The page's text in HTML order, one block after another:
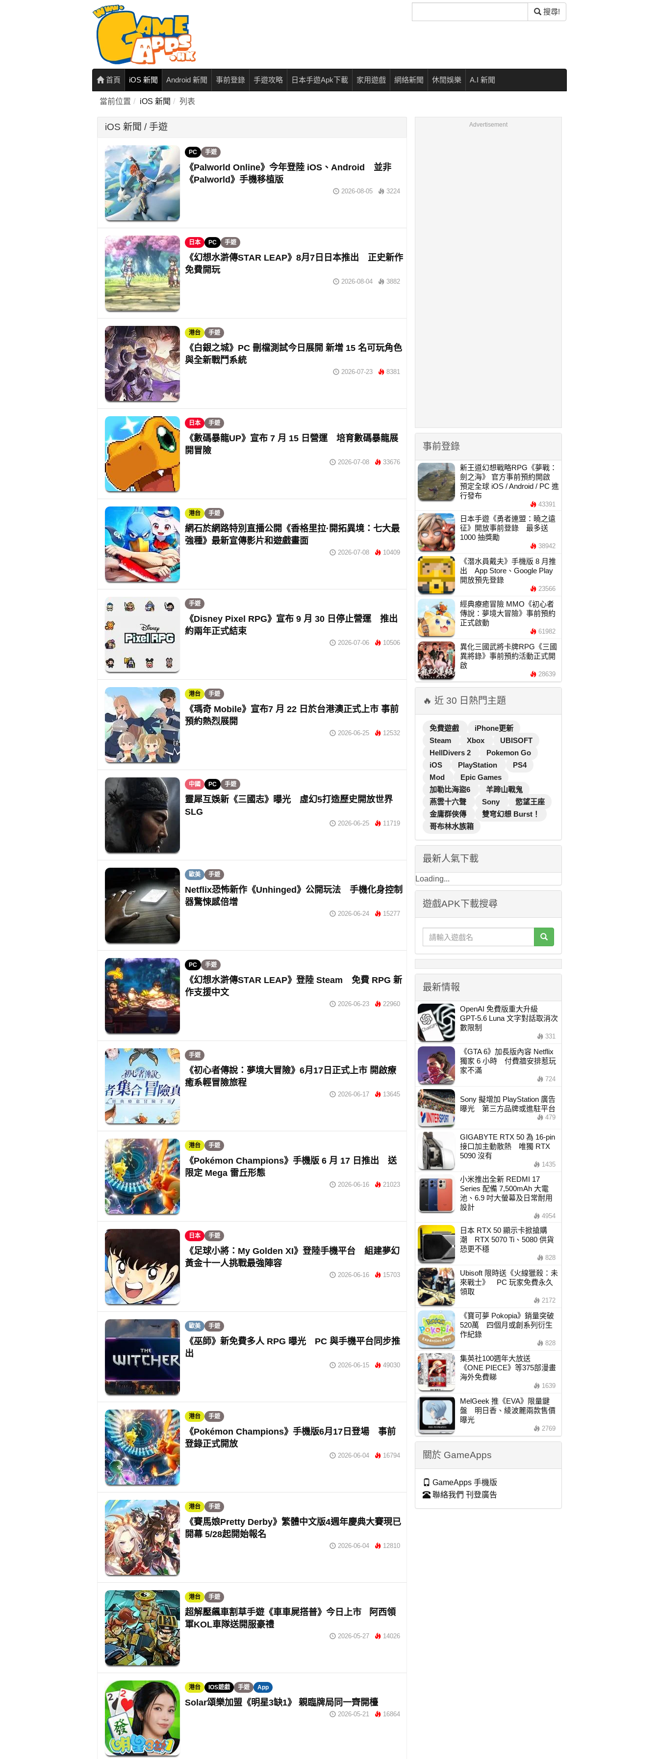
尋
搜尋!
首頁 iOS 新聞 Android 新聞 事前登錄 手遊攻略 日本手遊Apk下載 家用遊戲 網絡新聞 休閒娛樂 A.I 新聞
當前位置 iOS 新聞 列表
iOS 新聞 / 手遊
PC 手遊
《Palworld Online》今年登陸 iOS、Android 並非
《Palworld》手機移植版
2026-08-05 3224
日本 PC 手遊
《幻想水滸傳STAR LEAP》8月7日日本推出 正史新作
免費開玩
2026-08-04 3882
港台 手遊
《白銀之城》PC 刪檔測試今日展開 新增 15 名可玩角色
與全新戰鬥系統
2026-07-23 8381
日本 手遊
《數碼暴龍UP》宣布 7 月 15 日營運 培育數碼暴龍展
開冒險
2026-07-08 33676
港台 手遊
網石於網路特別直播公開《香格里拉·開拓異境：七大最
強種》最新宣傳影片和遊戲畫面
2026-07-08 10409
手遊
《Disney Pixel RPG》宣布 9 月 30 日停止營運 推出
約兩年正式結束
2026-07-06 10506
港台 手遊
《瑪奇 Mobile》宣布7 月 22 日於台港澳正式上市 事前
預約熱烈展開
2026-06-25 12532
中國 PC 手遊
靈犀互娛新《三國志》曝光 虛幻5打造歷史開放世界
SLG
2026-06-25 11719
歐美 手遊
Netflix恐怖新作《Unhinged》公開玩法 手機化身控制
器驚悚感倍增
2026-06-24 15277
PC 手遊
《幻想水滸傳STAR LEAP》登陸 Steam 免費 RPG 新
作支援中文
2026-06-23 22960
手遊
《初心者傳說：夢境大冒險》6月17日正式上市 開啟療
癒系輕冒險旅程
2026-06-17 13645
港台 手遊
《Pokémon Champions》手機版 6 月 17 日推出 送
限定 Mega 雷丘形態
2026-06-16 21023
日本 手遊
《足球小將：My Golden XI》登陸手機平台 組建夢幻
黃金十一人挑戰最強陣容
2026-06-16 15703
歐美 手遊
《巫師》新免費多人 RPG 曝光 PC 與手機平台同步推
出
2026-06-15 49030
港台 手遊
《Pokémon Champions》手機版6月17日登場 事前
登錄正式開放
2026-06-04 16794
港台 手遊
《賽馬娘Pretty Derby》繁體中文版4週年慶典大賽現已
開幕 5/28起開始報名
2026-06-04 12810
港台 手遊
超解壓飆車割草手遊《車車屍搭普》今日上市 阿西領
軍KOL車隊送開服豪禮
2026-05-27 14026
港台 IOS遊戲 手遊 App
Solar頌樂加盟《明星3缺1》 親臨牌局同一齊開檯
2026-05-21 16864
Advertisement
事前登錄
新王道幻想戰略RPG《夢戰：
劍之海》 官方事前預約開啟
預定全球 iOS / Android / PC 進
行發布
43391
日本手遊《勇者連盟：曉之遠
征》開放事前登錄 最多送
1000 抽獎勵
38942
《潛水員戴夫》手機版 8 月推
出 App Store、Google Play
開放預先登錄
23566
經典療癒冒險 MMO《初心者
傳說：夢境大冒險》事前預約
正式啟動
61982
異化三國武將卡牌RPG《三國
異將錄》事前預約活動正式開
啟
28639
🔥 近 30 日熱門主題
免費遊戲
iPhone更新
Steam
Xbox
UBISOFT
HellDivers 2
Pokemon Go
iOS
PlayStation
PS4
Mod
Epic Games
加勒比海盜6
羊蹄山戰鬼
燕雲十六聲
Sony
慾望王座
金庸群俠傳
雙穹幻想 Burst！
哥布林水族箱
最新人氣下載
Loading...
遊戲APK下載搜尋
最新情報
OpenAI 免費版重大升級
GPT-5.6 Luna 文字對話取消次
數限制
331
《GTA 6》加長版內容 Netflix
獨家 6 小時 付費牆安排惹玩
家不滿
724
Sony 擬增加 PlayStation 廣告
曝光 第三方品牌或進駐平台
479
GIGABYTE RTX 50 為 16-pin
接口加主動散熱 唯獨 RTX
5090 沒有
1435
小米推出全新 REDMI 17
Series 配備 7,500mAh 大電
池、6.9 吋大螢幕及日常耐用
設計
4954
日本 RTX 50 顯示卡掀搶購
潮 RTX 5070 Ti、5080 供貨
恐更不穩
828
Ubisoft 限時送《火線獵殺：未
來戰士》 PC 玩家免費永久
領取
2172
《寶可夢 Pokopia》銷量突破
520萬 四個月或創系列衍生
作紀錄
828
集英社100週年大放送
《ONE PIECE》等375部漫畫
海外免費睇
1639
MelGeek 推《EVA》限量鍵
盤 明日香、綾波麗兩款售價
曝光
2769
關於 GameApps
GameApps 手機版
聯絡我們 刊登廣告